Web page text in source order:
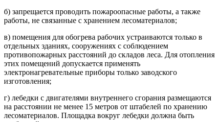
б) запрещается проводить пожароопасные работы, а также
работы, не связанные с хранением лесоматериалов;
в) помещения для обогрева рабочих устраиваются только в
отдельных зданиях, сооружениях с соблюдением
противопожарных расстояний до складов леса. Для отопления
этих помещений допускается применять
электронагревательные приборы только заводского
изготовления;
г) лебедки с двигателями внутреннего сгорания размещаются
на расстоянии не менее 15 метров от штабелей по хранению
лесоматериалов. Площадка вокруг лебедки должна быть